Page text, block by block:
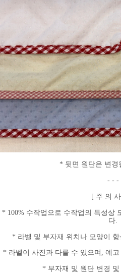
* 뒷면 원단은 변경
- - -
[ 주 의
* 100% 수작업으로 수작업의 특성상
다.
* 라벨 및 부자재 위치나 모양이
* 라벨이 사진과 다를 수 있으며, 예
* 부자재 및 원단 변경 및